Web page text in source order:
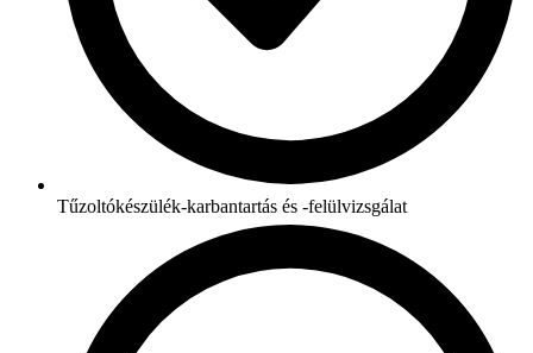
Tűzoltókészülék-karbantartás és -felülvizsgálat